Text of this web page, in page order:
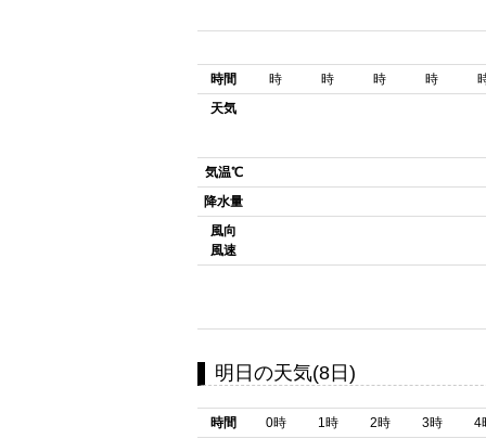
時間
天気
気温℃
降水量
風向
風速
時 時 時 時
明日の天気(8日)
時間
0時 1時 2時 3時 4